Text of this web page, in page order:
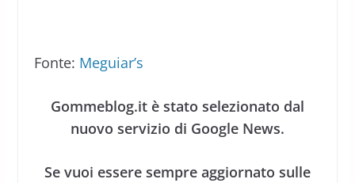
Fonte: Meguiar’s
Gommeblog.it è stato selezionato dal
nuovo servizio di Google News.
Se vuoi essere sempre aggiornato sulle